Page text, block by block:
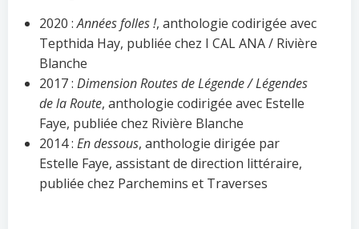
2020 :Années folles !, anthologie codirigée avec
Tepthida Hay, publiée chez I CAL ANA / Rivière
Blanche
2017 : Dimension Routes de Légende / Légendes
de la Route, anthologie codirigée avec Estelle
Faye, publiée chez Rivière Blanche
2014 : En dessous, anthologie dirigée par
Estelle Faye, assistant de direction littéraire,
publiée chez Parchemins et Traverses